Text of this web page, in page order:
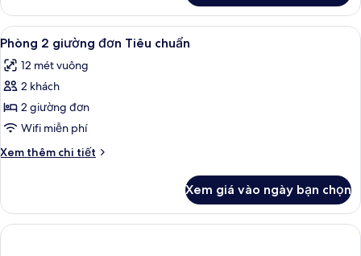
Phòng
đôi
Superior
Xem
tất
cả
ảnh
Phòng
2
giường
đơn
chuẩn
Bàn, phòng cách âm, bàn ủi/dụng cụ
3
Phòng 2 giường đơn Tiêu chuẩn
12 mét vuông
2 khách
2 giường đơn
Wifi miễn phí
Xem thêm chi tiết
Chi
Phòng
giường
Xem giá vào ngày bạn chọn